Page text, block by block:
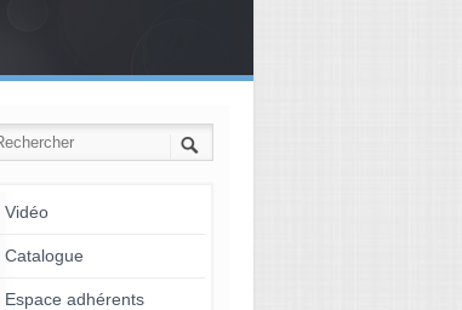
Vidéo
Catalogue
Espace adhérents